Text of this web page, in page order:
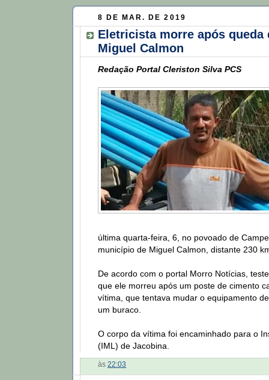
8 DE MAR. DE 2019
Eletricista morre após queda
Miguel Calmon
Redação Portal Cleriston Silva PCS
última quarta-feira, 6, no povoado de
município de Miguel Calmon, distante 230
De acordo com o portal Morro Notícias,
que ele morreu após um poste de cimento
vítima, que tentava mudar o equipamento
um buraco.
O corpo da vítima foi encaminhado para o
(IML) de Jacobina.
às 22:03